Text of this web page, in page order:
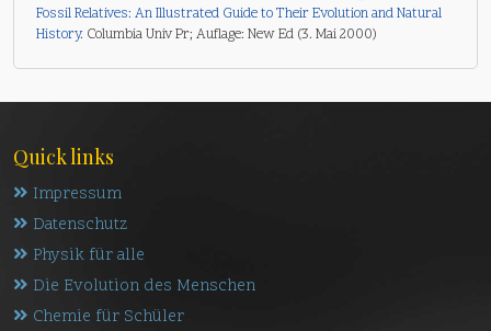
Fossil Relatives: An Illustrated Guide to Their Evolution and Natural
History. Columbia Univ Pr; Auflage: New Ed (3. Mai 2000)
Quick links
Impressum
Datenschutz
Physik für alle
Die Evolution des Menschen
Chemie für Schüler